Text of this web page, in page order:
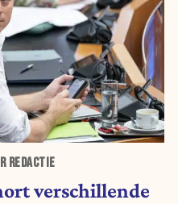
REDACTIE
verschillende